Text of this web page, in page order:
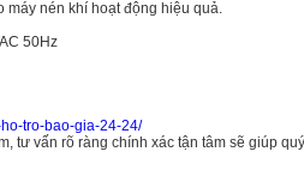
nén khí hoạt động hiệu quả.
50Hz
tro-bao-gia-24-24/
tư vấn rõ ràng chính xác tận tâm sẽ giúp quý